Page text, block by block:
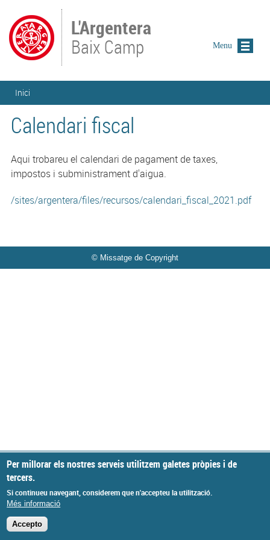
L'Argentera
Baix Camp
Esteu aquí
Inici
Calendari fiscal
Aqui trobareu el calendari de pagament de taxes,
impostos i subministrament d'aigua.
/sites/argentera/files/recursos/calendari_fiscal_2021.pdf
© Missatge de Copyright
Menu
Per millorar els nostres serveis utilitzem galetes pròpies i de
tercers.
Si continueu navegant, considerem que n'accepteu la utilització.
Més informació
Accepto